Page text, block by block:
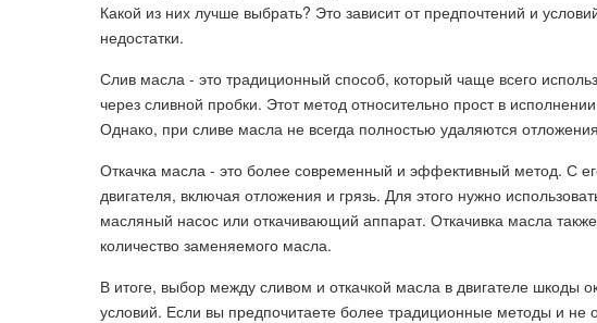
Какой из них лучше выбрать? Это зависит от предпочтений и
недостатки.
Слив масла - это традиционный способ, который чаще всего
через сливной пробки. Этот метод относительно прост в
Однако, при сливе масла не всегда полностью удаляются
Откачка масла - это более современный и эффективный метод. С
двигателя, включая отложения и грязь. Для этого нужно
масляный насос или откачивающий аппарат. Откачивка масла
количество заменяемого масла.
В итоге, выбор между сливом и откачкой масла в двигателе шкоды
условий. Если вы предпочитаете более традиционные методы и